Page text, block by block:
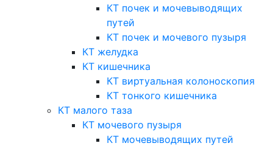
КТ почек и мочевыводящих
путей
КТ почек и мочевого пузыря
КТ желудка
КТ кишечника
КТ виртуальная колоноскопия
КТ тонкого кишечника
КТ малого таза
КТ мочевого пузыря
КТ мочевыводящих путей